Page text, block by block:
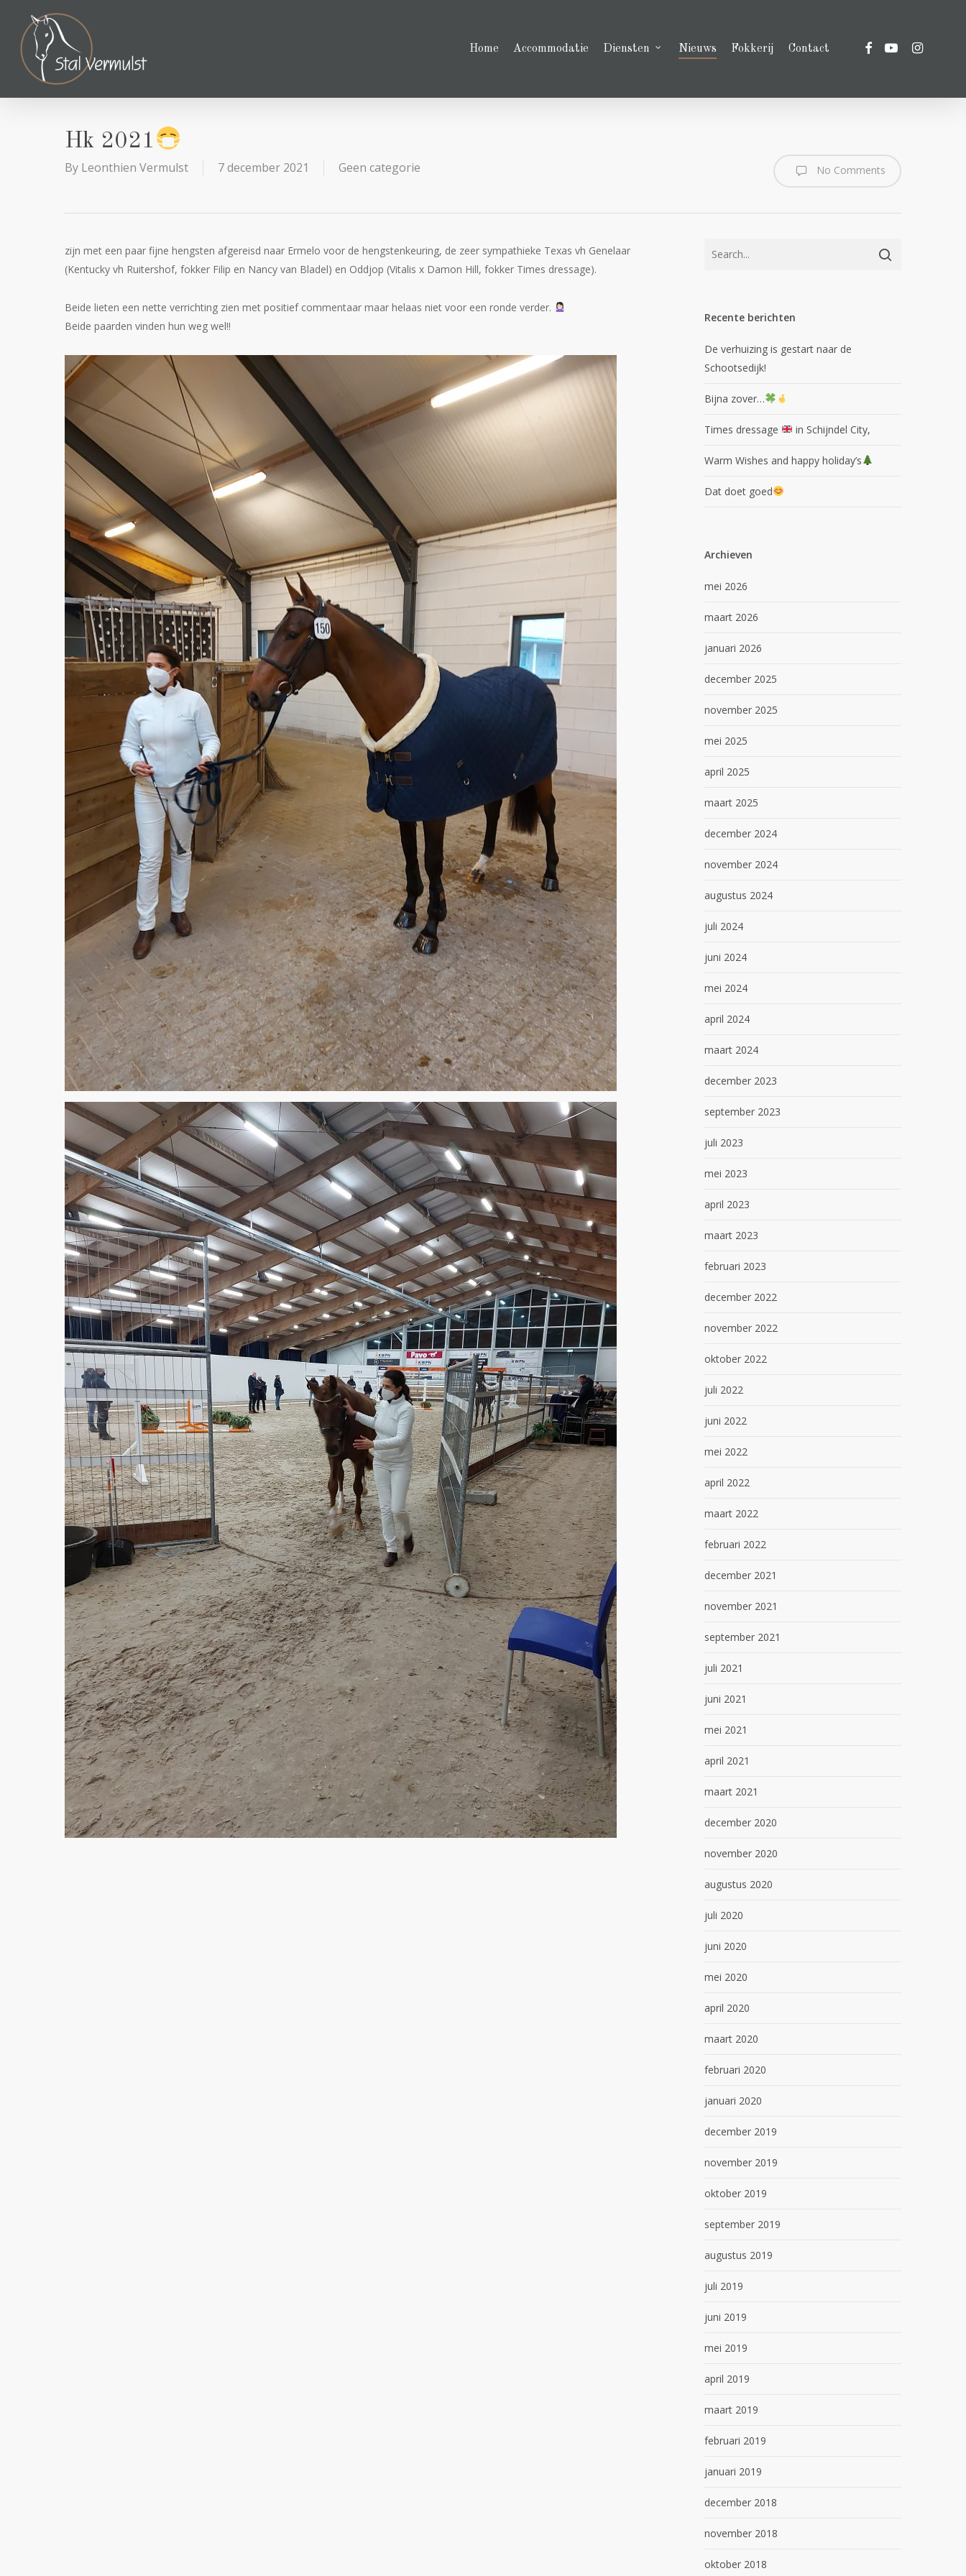
main
content
Home Accommodatie Diensten Nieuws Fokkerij Contact facebookyoutubeinstagram
Hk 2021
By Leonthien Vermulst 7 december 2021 Geen categorie No Comments
zijn met een paar fijne hengsten afgereisd naar Ermelo voor de hengstenkeuring, de zeer sympathieke Texas vh Genelaar
(Kentucky vh Ruitershof, fokker Filip en Nancy van Bladel) en Oddjop (Vitalis x Damon Hill, fokker Times dressage).
Beide lieten een nette verrichting zien met positief commentaar maar helaas niet voor een ronde verder.
Beide paarden vinden hun weg wel!!
Recente berichten
De verhuizing is gestart naar de
Schootsedijk!
Bijna zover…
Times dressage in Schijndel City,
Warm Wishes and happy holiday’s
Dat doet goed
Archieven
mei 2026
maart 2026
januari 2026
december 2025
november 2025
mei 2025
april 2025
maart 2025
december 2024
november 2024
augustus 2024
juli 2024
juni 2024
mei 2024
april 2024
maart 2024
december 2023
september 2023
juli 2023
mei 2023
april 2023
maart 2023
februari 2023
december 2022
november 2022
oktober 2022
juli 2022
juni 2022
mei 2022
april 2022
maart 2022
februari 2022
december 2021
november 2021
september 2021
juli 2021
juni 2021
mei 2021
april 2021
maart 2021
december 2020
november 2020
augustus 2020
juli 2020
juni 2020
mei 2020
april 2020
maart 2020
februari 2020
januari 2020
december 2019
november 2019
oktober 2019
september 2019
augustus 2019
juli 2019
juni 2019
mei 2019
april 2019
maart 2019
februari 2019
januari 2019
december 2018
november 2018
oktober 2018